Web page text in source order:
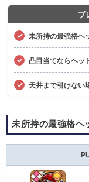
プ
未所持の最強格ヘ
凸目当てならヘッ
天井まで引けない
未所持の最強格ヘ